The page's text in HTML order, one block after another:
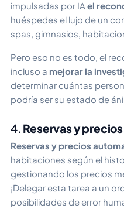
impulsadas por IA el
huéspedes el lujo de un
spas, gimnasios,
Pero eso no es todo, el
incluso a mejorar la
determinar cuántas
podría ser su estado de
4. Reservas y
Reservas y precios
habitaciones según el
gestionando los precios
¡Delegar esta tarea a un
posibilidades de error